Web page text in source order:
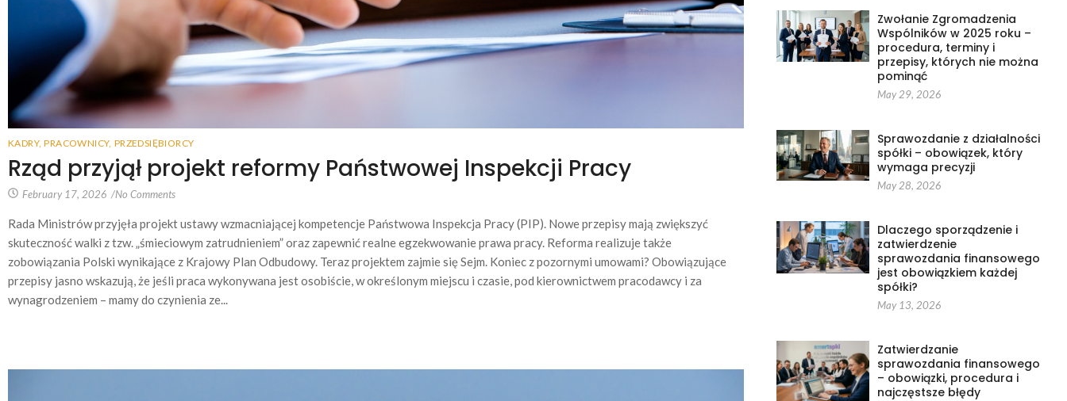
KADRY, PRACOWNICY, PRZEDSIĘBIORCY
Rząd przyjął projekt reformy Państwowej Inspekcji Pracy
February 17, 2026 /No Comments
Rada Ministrów przyjęła projekt ustawy wzmacniającej kompetencje Państwowa Inspekcja Pracy (PIP). Nowe przepisy mają zwiększyć
skuteczność walki z tzw. „śmieciowym zatrudnieniem” oraz zapewnić realne egzekwowanie prawa pracy. Reforma realizuje także
zobowiązania Polski wynikające z Krajowy Plan Odbudowy. Teraz projektem zajmie się Sejm. Koniec z pozornymi umowami? Obowiązujące
przepisy jasno wskazują, że jeśli praca wykonywana jest osobiście, w określonym miejscu i czasie, pod kierownictwem pracodawcy i za
wynagrodzeniem – mamy do czynienia ze...
Zwołanie Zgromadzenia
Wspólników w 2025 roku –
procedura, terminy i
przepisy, których nie można
pominąć
May 29, 2026
Sprawozdanie z działalności
spółki – obowiązek, który
wymaga precyzji
May 28, 2026
Dlaczego sporządzenie i
zatwierdzenie
sprawozdania finansowego
jest obowiązkiem każdej
spółki?
May 13, 2026
Zatwierdzanie
sprawozdania finansowego
– obowiązki, procedura i
najczęstsze błędy